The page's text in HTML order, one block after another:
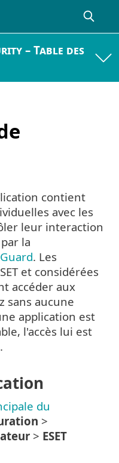
– Table des
contient
avec les
leur interaction
la
. Les
et considérées
accéder aux
sans aucune
application est
l'accès lui est
du
>
> ESET